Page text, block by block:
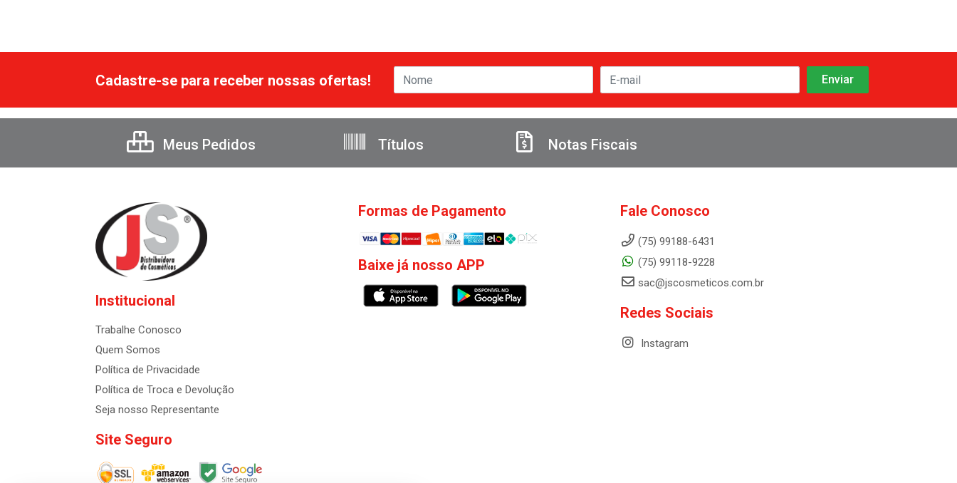
Cadastre-se para receber nossas ofertas!
Meus Pedidos Títulos Notas Fiscais
Institucional
Trabalhe Conosco
Quem Somos
Política de Privacidade
Política de Troca e Devolução
Seja nosso Representante
Site Seguro
Formas de Pagamento
Baixe já nosso APP
Fale Conosco
(75) 99188-6431
(75) 99118-9228
sac@jscosmeticos.com.br
Redes Sociais
Instagram